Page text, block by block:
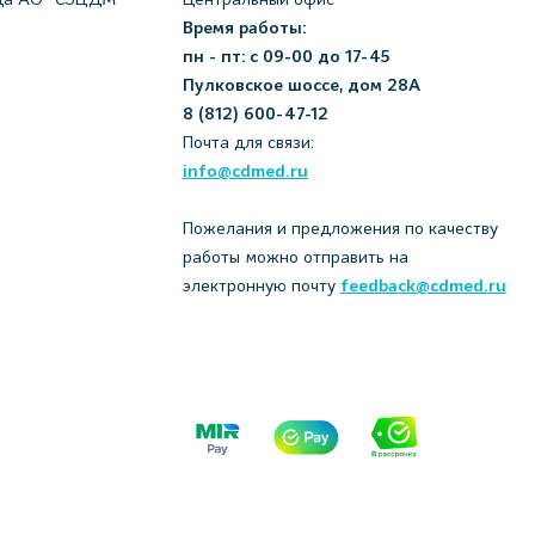
Время работы:
пн - пт: с 09-00 до 17-45
Пулковское шоссе, дом 28А
8 (812) 600-47-12
Почта для связи:
info@cdmed.ru
Пожелания и предложения по качеству
работы можно отправить на
электронную почту feedback@cdmed.ru